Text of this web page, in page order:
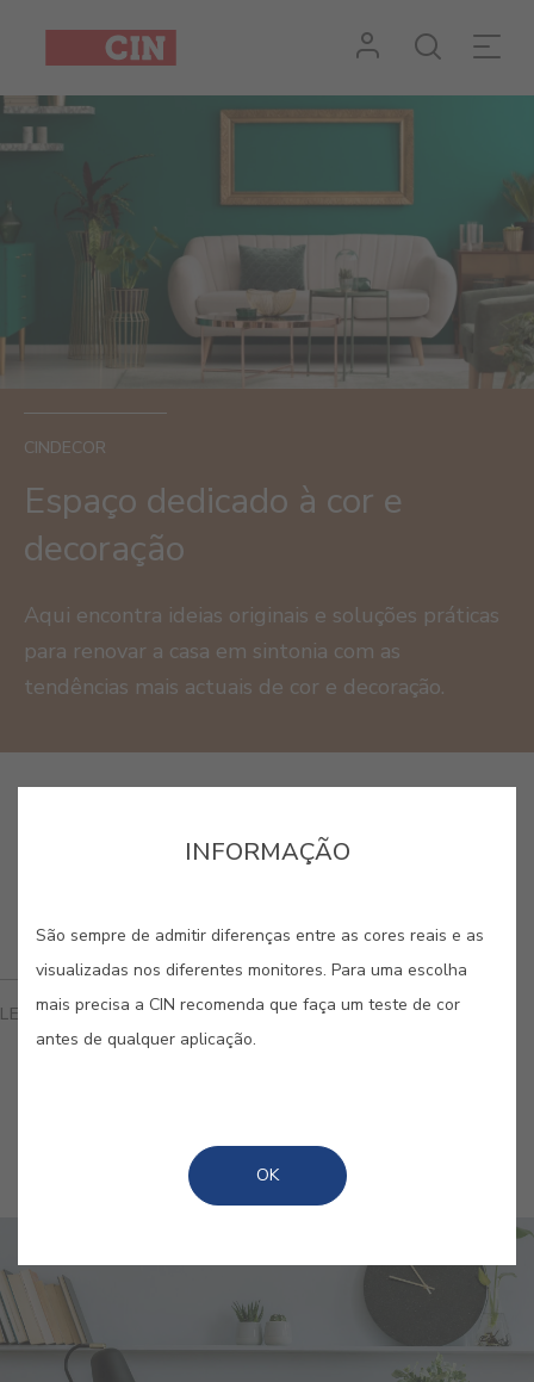
CINDECOR
Espaço dedicado à cor e
decoração
Aqui encontra ideias originais e soluções práticas
para renovar a casa em sintonia com as
tendências mais actuais de cor e decoração.
LEIA TAMBÉM
INFORMAÇÃO
São sempre de admitir diferenças entre as cores reais e as
visualizadas nos diferentes monitores. Para uma escolha
mais precisa a CIN recomenda que faça um teste de cor
antes de qualquer aplicação.
OK